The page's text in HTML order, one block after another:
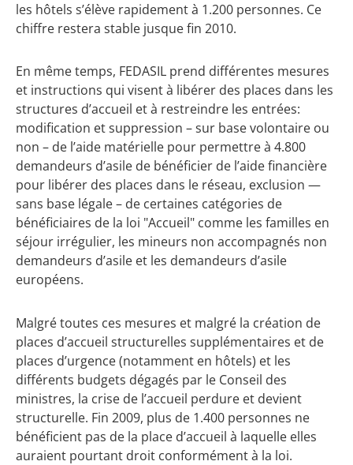
les hôtels s’élève rapidement à 1.200 personnes. Ce
chiffre restera stable jusque fin 2010.
En même temps, FEDASIL prend différentes mesures
et instructions qui visent à libérer des places dans les
structures d’accueil et à restreindre les entrées:
modification et suppression – sur base volontaire ou
non – de l’aide matérielle pour permettre à 4.800
demandeurs d’asile de bénéficier de l’aide financière
pour libérer des places dans le réseau, exclusion —
sans base légale – de certaines catégories de
bénéficiaires de la loi "Accueil" comme les familles en
séjour irrégulier, les mineurs non accompagnés non
demandeurs d’asile et les demandeurs d’asile
européens.
Malgré toutes ces mesures et malgré la création de
places d’accueil structurelles supplémentaires et de
places d’urgence (notamment en hôtels) et les
différents budgets dégagés par le Conseil des
ministres, la crise de l’accueil perdure et devient
structurelle. Fin 2009, plus de 1.400 personnes ne
bénéficient pas de la place d’accueil à laquelle elles
auraient pourtant droit conformément à la loi.